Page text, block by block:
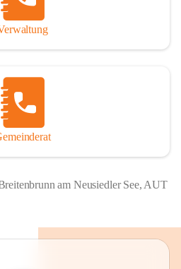
am Neusiedler See, AUT